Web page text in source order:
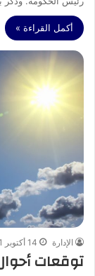
أكمل القراءة »
الإدارة 14 أكتوبر 2021
توقعات